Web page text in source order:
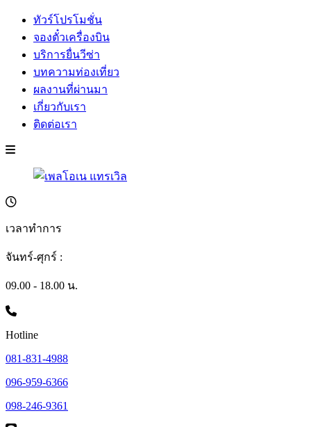
ทัวร์โปรโมชั่น
จองตั๋วเครื่องบิน
บริการยื่นวีซ่า
บทความท่องเที่ยว
ผลงานที่ผ่านมา
เกี่ยวกับเรา
ติดต่อเรา
เวลาทำการ
จันทร์-ศุกร์ :
09.00 - 18.00 น.
Hotline
081-831-4988
096-959-6366
098-246-9361